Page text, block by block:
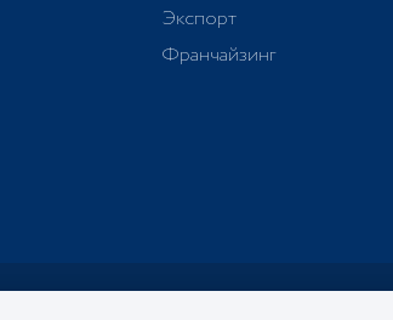
Экспорт
Франчайзинг